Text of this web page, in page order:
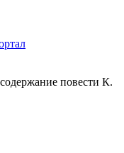
повести К.